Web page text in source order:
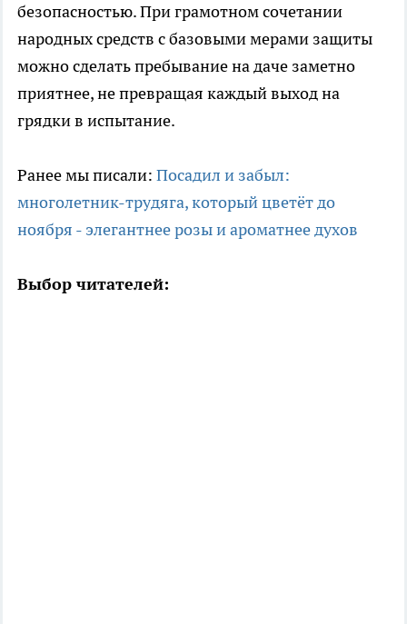
безопасностью. При грамотном сочетании
народных средств с базовыми мерами защиты
можно сделать пребывание на даче заметно
приятнее, не превращая каждый выход на
грядки в испытание.
Ранее мы писали: Посадил и забыл:
многолетник-трудяга, который цветёт до
ноября - элегантнее розы и ароматнее духов
Выбор читателей: